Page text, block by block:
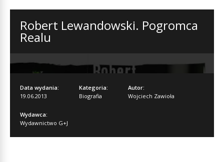
Robert Lewandowski. Pogromca
Realu
Data wydania:
19.06.2013
Kategoria:
Biografia
Autor:
Wojciech Zawioła
Wydawca:
Wydawnictwo G+J